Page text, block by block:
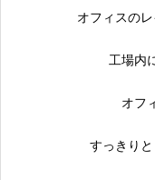
オフィスの
工場内
オフ
すっきり